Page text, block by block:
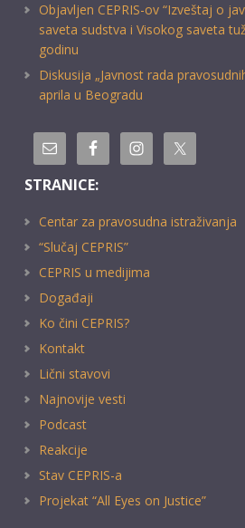
Objavljen CEPRIS-ov “Izveštaj o
saveta sudstva i Visokog saveta
godinu
Diskusija „Javnost rada
aprila u Beogradu
STRANICE:
Centar za pravosudna istraživanja
“Slučaj CEPRIS”
CEPRIS u medijima
Događaji
Ko čini CEPRIS?
Kontakt
Lični stavovi
Najnovije vesti
Podcast
Reakcije
Stav CEPRIS-a
Projekat “All Eyes on Justice”